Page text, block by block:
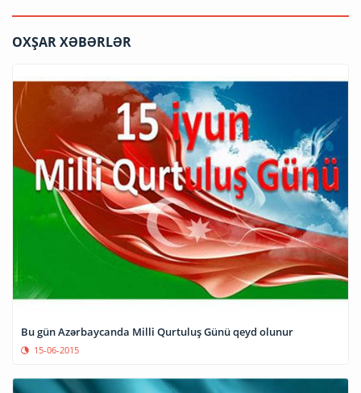
OXŞAR XƏBƏRLƏR
Bu gün Azərbaycanda Milli Qurtuluş Günü qeyd olunur
15-06-2015